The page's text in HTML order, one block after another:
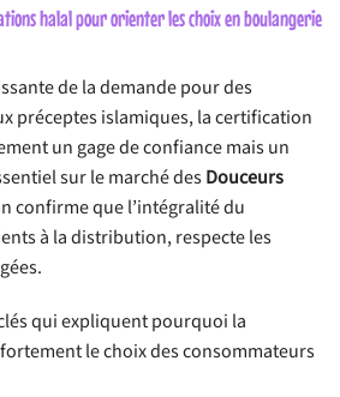
halal pour orienter les choix en boulangerie
de la demande pour des
préceptes islamiques, la certification
un gage de confiance mais un
sur le marché desDouceurs
confirme que l’intégralité du
à la distribution, respecte les
qui expliquent pourquoi la
le choix des consommateurs